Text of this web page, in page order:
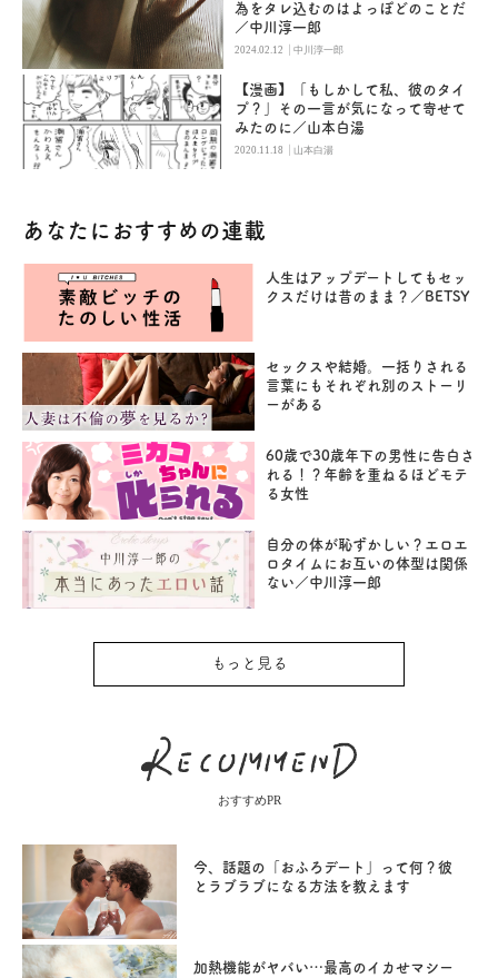
為をタレ込むのはよっぽどのことだ
／中川淳一郎
2024.02.12 |中川淳一郎
【漫画】「もしかして私、彼のタイ
プ？」その一言が気になって寄せて
みたのに／山本白湯
2020.11.18 |山本白湯
あなたにおすすめの連載
人生はアップデートしてもセッ
クスだけは昔のまま？／BETSY
セックスや結婚。一括りされる
言葉にもそれぞれ別のストーリ
ーがある
60歳で30歳年下の男性に告白さ
れる！？年齢を重ねるほどモテ
る女性
自分の体が恥ずかしい？エロエ
ロタイムにお互いの体型は関係
ない／中川淳一郎
もっと見る
おすすめPR
今、話題の「おふろデート」って何？彼
とラブラブになる方法を教えます
加熱機能がヤバい…最高のイカせマシー